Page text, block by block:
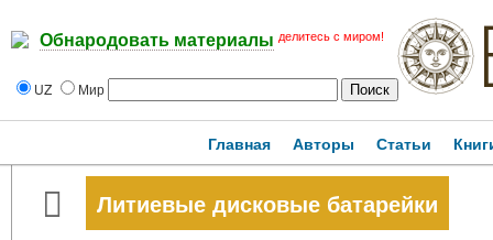
Обнародовать материалы делитесь с миром!
UZ Мир
Главная Авторы Статьи
Литиевые дисковые батарейки